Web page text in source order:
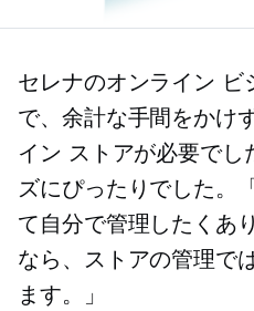
セレナのオンライン ビ
で、余計な手間をかけ
イン ストアが必要でし
ズにぴったりでした。
て自分で管理したくあ
なら、ストアの管理で
ます。」